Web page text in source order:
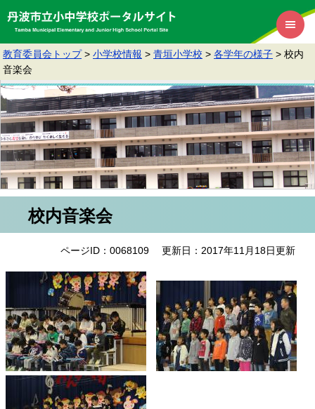
教育委員会トップ > 小学校情報 > 青垣小学校 > 各学年の様子 > 校内
音楽会
校内音楽会
ページID：0068109 更新日：2017年11月18日更新